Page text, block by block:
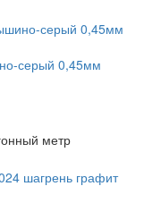
серый 0,45мм
метр